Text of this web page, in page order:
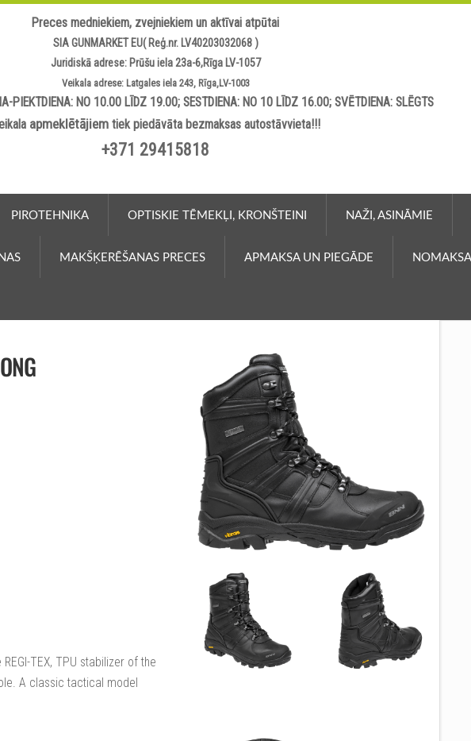
Preces medniekiem, zvejniekiem un aktīvai atpūtai
SIA GUNMARKET EU( Reģ.nr. LV40203032068 )
Juridiskā adrese: Prūšu iela 23a-6,Rīga LV-1057
Veikala adrese: Latgales iela 243, Rīga,LV-1003
PIEKTDIENA: NO 10.00 LĪDZ 19.00; SESTDIENA: NO 10 LĪDZ 16.00; SVĒTDIENA: SLĒGTS
apmeklētājiemtiek piedāvāta bezmaksas autostāvvieta!!!
+371 29415818
PIROTEHNIKA OPTISKIE TĒMEKĻI, KRONŠTEINI NAŽI, ASINĀMIE
MAKŠĶERĒŠANAS PRECES APMAKSA UN PIEGĀDE
TEX, TPU stabilizer of the
A classic tactical model